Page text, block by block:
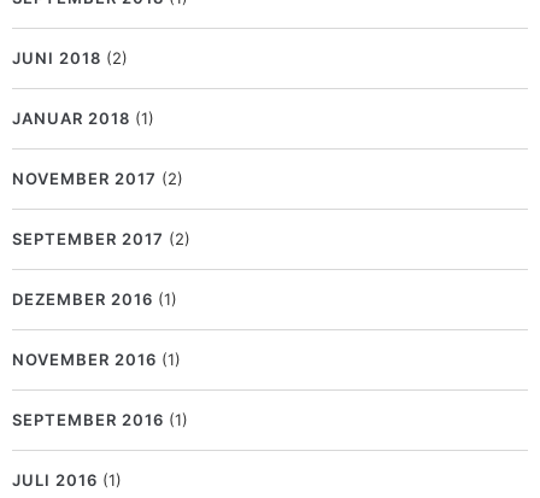
JUNI 2018 (2)
JANUAR 2018 (1)
NOVEMBER 2017 (2)
SEPTEMBER 2017 (2)
DEZEMBER 2016 (1)
NOVEMBER 2016 (1)
SEPTEMBER 2016 (1)
JULI 2016 (1)